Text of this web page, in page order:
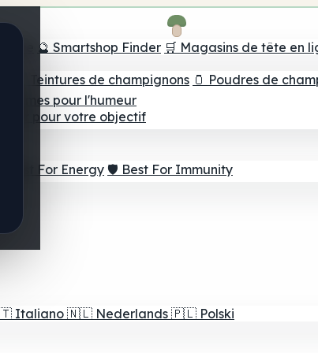
tête 🔮 Smartshop Finder 🛒 Magasins de tête en
💧 Teintures de champignons 🫙 Poudres de
Gommes pour l'humeur
pour votre objectif
⚡ Best For Energy 🛡️ Best For Immunity
Italiano 🇳🇱 Nederlands 🇵🇱 Polski